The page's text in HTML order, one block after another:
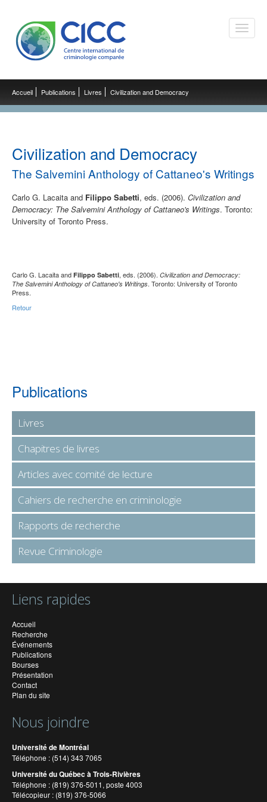
Toggle
Accueil Publications Livres Civilization and Democracy
Civilization and Democracy
The Salvemini Anthology of Cattaneo's Writings
Carlo G. Lacaita and Filippo Sabetti, eds. (2006). Civilization and
Democracy: The Salvemini Anthology of Cattaneo's Writings. Toronto:
University of Toronto Press.
Carlo G. Lacaita and Filippo Sabetti, eds. (2006). Civilization and Democracy:
The Salvemini Anthology of Cattaneo's Writings. Toronto: University of Toronto
Press.
Retour
Publications
Livres
Chapitres de livres
Articles avec comité de lecture
Cahiers de recherche en criminologie
Rapports de recherche
Revue Criminologie
Liens rapides
Accueil
Recherche
Événements
Publications
Bourses
Présentation
Contact
Plan du site
Nous joindre
Université de Montréal
Téléphone : (514) 343 7065
Université du Québec à Trois-Rivières
Téléphone : (819) 376-5011, poste 4003
Télécopieur : (819) 376-5066